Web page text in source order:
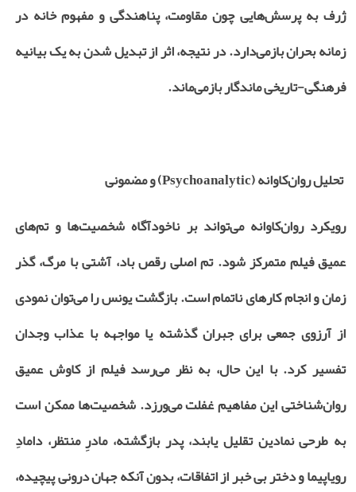
ژرف به پرسش‌هایی چون مقاومت، پناهندگی و مفهوم خانه در
زمانه بحران بازمی‌دارد. در نتیجه، اثر از تبدیل شدن به یک بیانیه
فرهنگی-تاریخی ماندگار بازمی‌ماند.
تحلیل روان‌کاوانه (Psychoanalytic) و مضمونی
رویکرد روان‌کاوانه می‌تواند بر ناخودآگاه شخصیت‌ها و تم‌های
عمیق فیلم متمرکز شود. تم اصلی رقص باد، آشتی با مرگ، گذر
زمان و انجام کارهای ناتمام است. بازگشت یونس را می‌توان نمودی
از آرزوی جمعی برای جبران گذشته یا مواجهه با عذاب وجدان
تفسیر کرد. با این حال، به نظر می‌رسد فیلم از کاوش عمیق
روان‌شناختی این مفاهیم غفلت می‌ورزد. شخصیت‌ها ممکن است
به طرحی نمادین تقلیل یابند، پدر بازگشته، مادرِ منتظر، دامادِ
رویاپیما و دختر بی خبر از اتفاقات، بدون آنکه جهان درونی پیچیده،